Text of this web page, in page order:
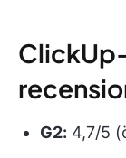
G2: 4,7/5